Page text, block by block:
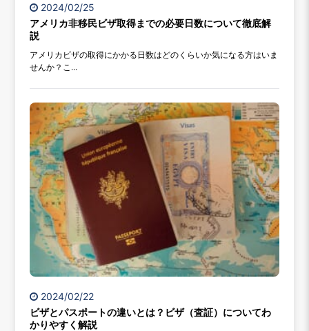
2024/02/25
アメリカ非移民ビザ取得までの必要日数について徹底解
説
アメリカビザの取得にかかる日数はどのくらいか気になる方はいま
せんか？こ...
2024/02/22
ビザとパスポートの違いとは？ビザ（査証）についてわ
かりやすく解説